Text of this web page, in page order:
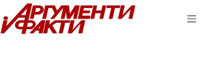
Перейти
до
вмісту